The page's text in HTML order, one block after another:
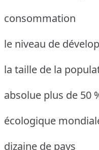
consommation
le niveau de
la taille de la
absolue plus de 50
écologique
dizaine de pays